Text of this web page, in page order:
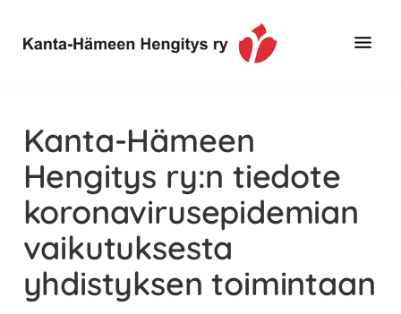
pääsisältöön
ensisijaiseen
alatunnisteeseen
Hämeen
Hengitys
ry
tietoa,
erityisesti
jos
sinua
koskettaa
astma,
keuhkoahtaumatauti,uniapnea,
muut
Kanta-Hämeen
Hengitys ry:n tiedote
koronavirusepidemian
vaikutuksesta
yhdistyksen toimintaan